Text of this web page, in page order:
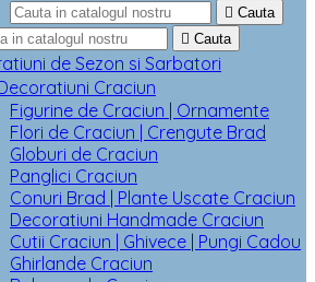
 Cauta
 Cauta
de Sezon si Sarbatori
Craciun
Figurine de Craciun | Ornamente
Flori de Craciun | Crengute Brad
Globuri de Craciun
Panglici Craciun
Conuri Brad | Plante Uscate Craciun
Decoratiuni Handmade Craciun
Cutii Craciun | Ghivece | Pungi Cadou
Ghirlande Craciun